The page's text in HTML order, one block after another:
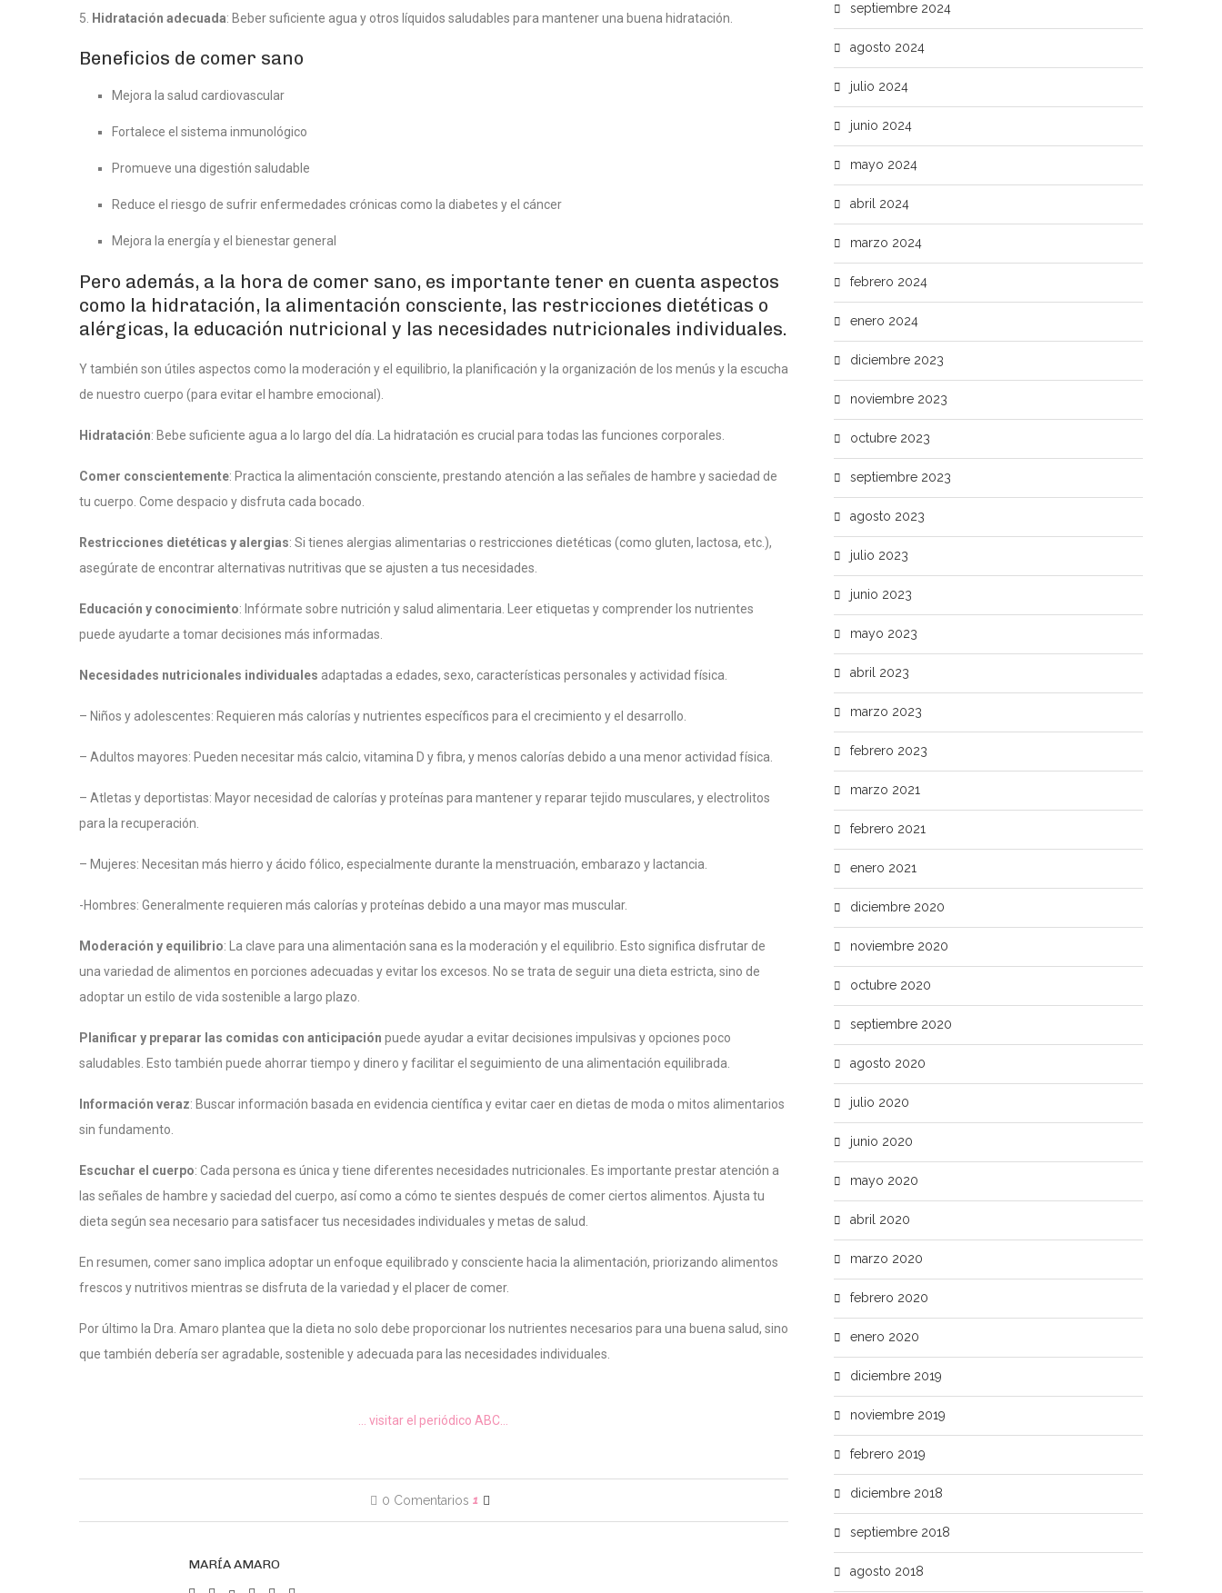
5. Hidratación adecuada: Beber suficiente agua y otros líquidos saludables para mantener una buena hidratación.
Beneficios de comer sano
Mejora la salud cardiovascular
Fortalece el sistema inmunológico
Promueve una digestión saludable
Reduce el riesgo de sufrir enfermedades crónicas como la diabetes y el cáncer
Mejora la energía y el bienestar general
Pero además, a la hora de comer sano, es importante tener en cuenta aspectos
como la hidratación, la alimentación consciente, las restricciones dietéticas o
alérgicas, la educación nutricional y las necesidades nutricionales individuales.
Y también son útiles aspectos como la moderación y el equilibrio, la planificación y la organización de los menús y la escucha
de nuestro cuerpo (para evitar el hambre emocional).
Hidratación: Bebe suficiente agua a lo largo del día. La hidratación es crucial para todas las funciones corporales.
Comer conscientemente: Practica la alimentación consciente, prestando atención a las señales de hambre y saciedad de
tu cuerpo. Come despacio y disfruta cada bocado.
Restricciones dietéticas y alergias: Si tienes alergias alimentarias o restricciones dietéticas (como gluten, lactosa, etc.),
asegúrate de encontrar alternativas nutritivas que se ajusten a tus necesidades.
Educación y conocimiento: Infórmate sobre nutrición y salud alimentaria. Leer etiquetas y comprender los nutrientes
puede ayudarte a tomar decisiones más informadas.
Necesidades nutricionales individuales adaptadas a edades, sexo, características personales y actividad física.
– Niños y adolescentes: Requieren más calorías y nutrientes específicos para el crecimiento y el desarrollo.
– Adultos mayores: Pueden necesitar más calcio, vitamina D y fibra, y menos calorías debido a una menor actividad física.
– Atletas y deportistas: Mayor necesidad de calorías y proteínas para mantener y reparar tejido musculares, y electrolitos
para la recuperación.
– Mujeres: Necesitan más hierro y ácido fólico, especialmente durante la menstruación, embarazo y lactancia.
-Hombres: Generalmente requieren más calorías y proteínas debido a una mayor mas muscular.
Moderación y equilibrio: La clave para una alimentación sana es la moderación y el equilibrio. Esto significa disfrutar de
una variedad de alimentos en porciones adecuadas y evitar los excesos. No se trata de seguir una dieta estricta, sino de
adoptar un estilo de vida sostenible a largo plazo.
Planificar y preparar las comidas con anticipación puede ayudar a evitar decisiones impulsivas y opciones poco
saludables. Esto también puede ahorrar tiempo y dinero y facilitar el seguimiento de una alimentación equilibrada.
Información veraz: Buscar información basada en evidencia científica y evitar caer en dietas de moda o mitos alimentarios
sin fundamento.
Escuchar el cuerpo: Cada persona es única y tiene diferentes necesidades nutricionales. Es importante prestar atención a
las señales de hambre y saciedad del cuerpo, así como a cómo te sientes después de comer ciertos alimentos. Ajusta tu
dieta según sea necesario para satisfacer tus necesidades individuales y metas de salud.
En resumen, comer sano implica adoptar un enfoque equilibrado y consciente hacia la alimentación, priorizando alimentos
frescos y nutritivos mientras se disfruta de la variedad y el placer de comer.
Por último la Dra. Amaro plantea que la dieta no solo debe proporcionar los nutrientes necesarios para una buena salud, sino
que también debería ser agradable, sostenible y adecuada para las necesidades individuales.
… visitar el periódico ABC…
0 Comentarios 1
MARÍA AMARO
septiembre 2024
agosto 2024
julio 2024
junio 2024
mayo 2024
abril 2024
marzo 2024
febrero 2024
enero 2024
diciembre 2023
noviembre 2023
octubre 2023
septiembre 2023
agosto 2023
julio 2023
junio 2023
mayo 2023
abril 2023
marzo 2023
febrero 2023
marzo 2021
febrero 2021
enero 2021
diciembre 2020
noviembre 2020
octubre 2020
septiembre 2020
agosto 2020
julio 2020
junio 2020
mayo 2020
abril 2020
marzo 2020
febrero 2020
enero 2020
diciembre 2019
noviembre 2019
febrero 2019
diciembre 2018
septiembre 2018
agosto 2018